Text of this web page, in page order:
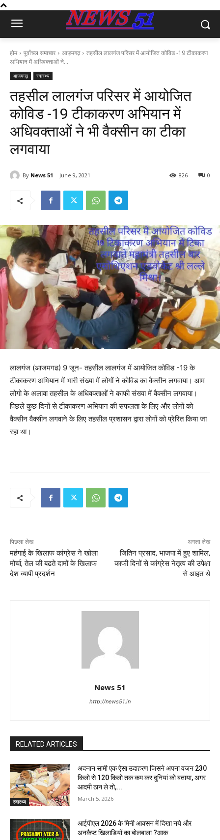
होम पूर्वांचल समाचार आज़मगढ़
तहसील लालगंज परिसर में आयोजित कोविड -19 टीकाकरण
अभियान में अधिवक्ताओं ने...
आज़मगढ़ स्वास्थ्य
तहसील लालगंज परिसर में आयोजित
कोविड -19 टीकाकरण अभियान में
अधिवक्ताओं ने भी वैक्सीन का टीका
लगवाया
By News 51 June 9, 2021 0
826
लालगंज (आजमगढ) 9 जून- तहसील लालगंज में आयोजित कोविड -19 के
टीकाकरण अभियान में भारी संख्या में लोगों ने कोविड का वैक्सीन लगवाया। आम
लोगो के अलावा तहसील के अधिवक्ताओं ने काफी संख्या में वैक्सीन लगवाया।
पिछले कुछ दिनों से टीकाकरण अभियान की सफलता के लिए और लोगों को
वैक्सीन वैक्सीन लगवाने के लिए तहसील प्रशासन द्वारा लोगों को प्रेरित किया जा
रहा था।
पिछला लेख
महंगाई के खिलाफ कांग्रेस ने खोला
मोर्चा, तेल की बढते दामों के खिलाफ
देश व्यापी प्रदर्शन
अगला लेख
जितिन प्रसाद, भाजपा में हुए शामिल,
काफी दिनों से कांग्रेस नेतृत्व की उपेक्षा
से आहत थे
News 51
http://news51.in
RELATED ARTICLES
स्वास्थ्य
अदनान सामी एक ऐसा उदाहरण जिसने अपना वजन 230
किलो से 120 किलो तक कम कर दुनियां को बताया, अगर
आदमी ठान ले तो,...
March 5, 2026
आईपीएल 2026 के मिनी आक्सन में दिखा नये और
अनकैप्ट खिलाडियों का बोलबाला ?आक